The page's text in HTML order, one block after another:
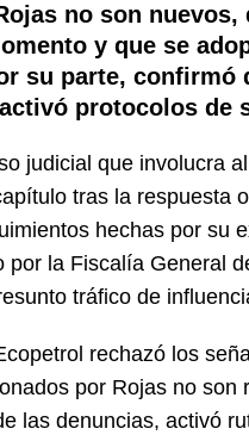
no son nuevos,
y que se
su parte, confirmó
protocolos de
judicial que involucra
tras la respuesta
hechas por su
por la Fiscalía General
tráfico de
rechazó los
por Rojas no son
las denuncias, activó